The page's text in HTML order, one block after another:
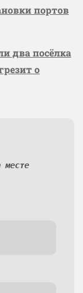
портов
два посёлка
о
месте